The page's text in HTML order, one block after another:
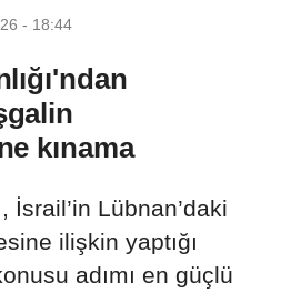
- 18:44
kınama
İsrail’in Lübnan’daki
ilişkin yaptığı
adımı en güçlü